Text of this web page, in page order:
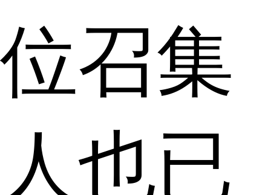
位召集
人也已